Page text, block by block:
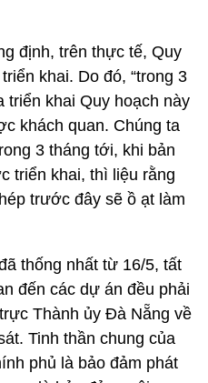
định, trên thực tế, Quy
khai. Do đó, “trong 3
triển khai Quy hoạch này
khách quan. Chúng ta
3 tháng tới, khi bản
triển khai, thì liệu rằng
trước đây sẽ ồ ạt làm
thống nhất từ 16/5, tất
đến các dự án đều phải
Thành ủy Đà Nẵng về
Tinh thần chung của
phủ là bảo đảm phát